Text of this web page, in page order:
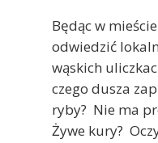
Będąc w
odwiedzić
wąskich
czego dusza
ryby? Nie ma
Żywe kury?